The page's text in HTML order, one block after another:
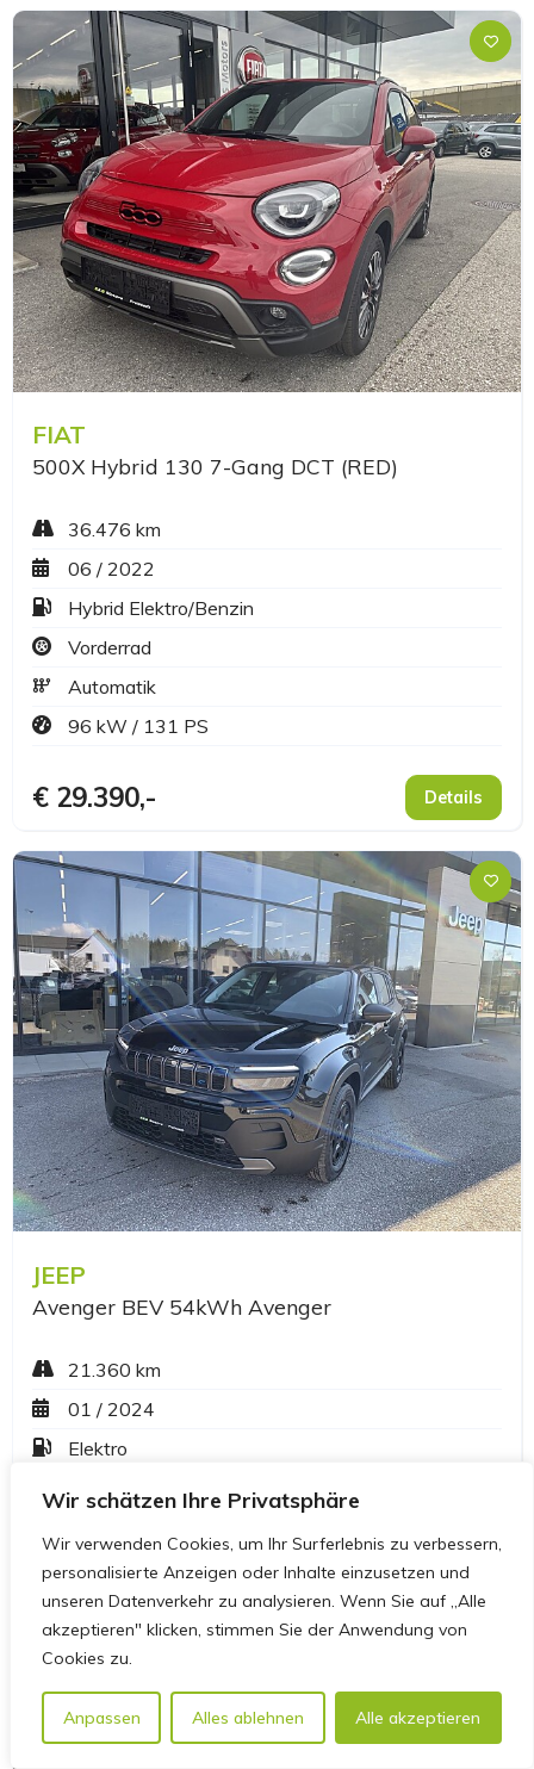
Wir schätzen Ihre Privatsphäre
Wir verwenden Cookies, um Ihr Surferlebnis zu verbessern,
personalisierte Anzeigen oder Inhalte einzusetzen und
unseren Datenverkehr zu analysieren. Wenn Sie auf „Alle
akzeptieren" klicken, stimmen Sie der Anwendung von
Cookies zu.
Anpassen Alles ablehnen Alle akzeptieren